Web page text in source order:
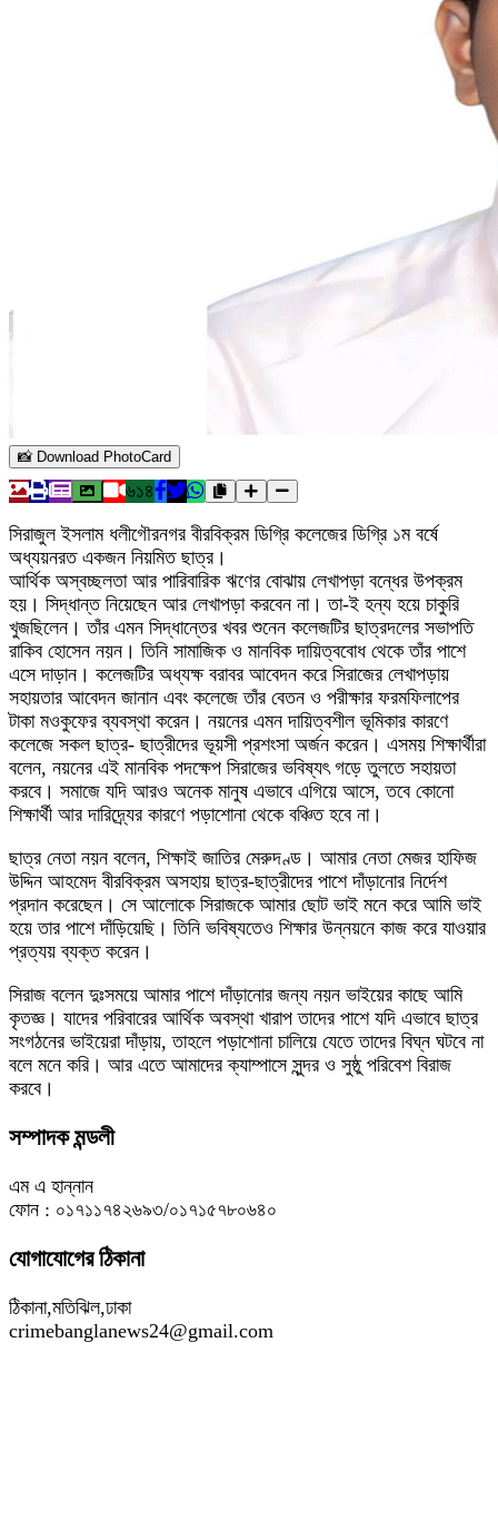
📸 Download PhotoCard
৬১৪
সিরাজুল ইসলাম ধলীগৌরনগর বীরবিক্রম ডিগ্রি কলেজের ডিগ্রি ১ম বর্ষে
অধ্যয়নরত একজন নিয়মিত ছাত্র।
আর্থিক অস্বচ্ছলতা আর পারিবারিক ঋণের বোঝায় লেখাপড়া বন্ধের উপক্রম
হয়। সিদ্ধান্ত নিয়েছেন আর লেখাপড়া করবেন না। তা-ই হন্য হয়ে চাকুরি
খুজছিলেন। তাঁর এমন সিদ্ধান্তের খবর শুনেন কলেজটির ছাত্রদলের সভাপতি
রাকিব হোসেন নয়ন। তিনি সামাজিক ও মানবিক দায়িত্ববোধ থেকে তাঁর পাশে
এসে দাড়ান। কলেজটির অধ্যক্ষ বরাবর আবেদন করে সিরাজের লেখাপড়ায়
সহায়তার আবেদন জানান এবং কলেজে তাঁর বেতন ও পরীক্ষার ফরমফিলাপের
টাকা মওকুফের ব্যবস্থা করেন। নয়নের এমন দায়িত্বশীল ভূমিকার কারণে
কলেজে সকল ছাত্র- ছাত্রীদের ভূয়সী প্রশংসা অর্জন করেন। এসময় শিক্ষার্থীরা
বলেন, নয়নের এই মানবিক পদক্ষেপ সিরাজের ভবিষ্যৎ গড়ে তুলতে সহায়তা
করবে। সমাজে যদি আরও অনেক মানুষ এভাবে এগিয়ে আসে, তবে কোনো
শিক্ষার্থী আর দারিদ্র্যের কারণে পড়াশোনা থেকে বঞ্চিত হবে না।
ছাত্র নেতা নয়ন বলেন, শিক্ষাই জাতির মেরুদণ্ড। আমার নেতা মেজর হাফিজ
উদ্দিন আহমেদ বীরবিক্রম অসহায় ছাত্র-ছাত্রীদের পাশে দাঁড়ানোর নির্দেশ
প্রদান করেছেন। সে আলোকে সিরাজকে আমার ছোট ভাই মনে করে আমি ভাই
হয়ে তার পাশে দাঁড়িয়েছি। তিনি ভবিষ্যতেও শিক্ষার উন্নয়নে কাজ করে যাওয়ার
প্রত্যয় ব্যক্ত করেন।
সিরাজ বলেন দুঃসময়ে আমার পাশে দাঁড়ানোর জন্য নয়ন ভাইয়ের কাছে আমি
কৃতজ্ঞ। যাদের পরিবারের আর্থিক অবস্থা খারাপ তাদের পাশে যদি এভাবে ছাত্র
সংগঠনের ভাইয়েরা দাঁড়ায়, তাহলে পড়াশোনা চালিয়ে যেতে তাদের বিঘ্ন ঘটবে না
বলে মনে করি। আর এতে আমাদের ক্যাম্পাসে সুন্দর ও সুষ্ঠু পরিবেশ বিরাজ
করবে।
সম্পাদক মন্ডলী
এম এ হান্নান
ফোন : ০১৭১১৭৪২৬৯৩/০১৭১৫৭৮০৬৪০
যোগাযোগের ঠিকানা
ঠিকানা,মতিঝিল,ঢাকা
crimebanglanews24@gmail.com